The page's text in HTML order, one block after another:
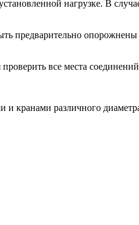
нагрузке. В
предварительно
все места
и кранами различного